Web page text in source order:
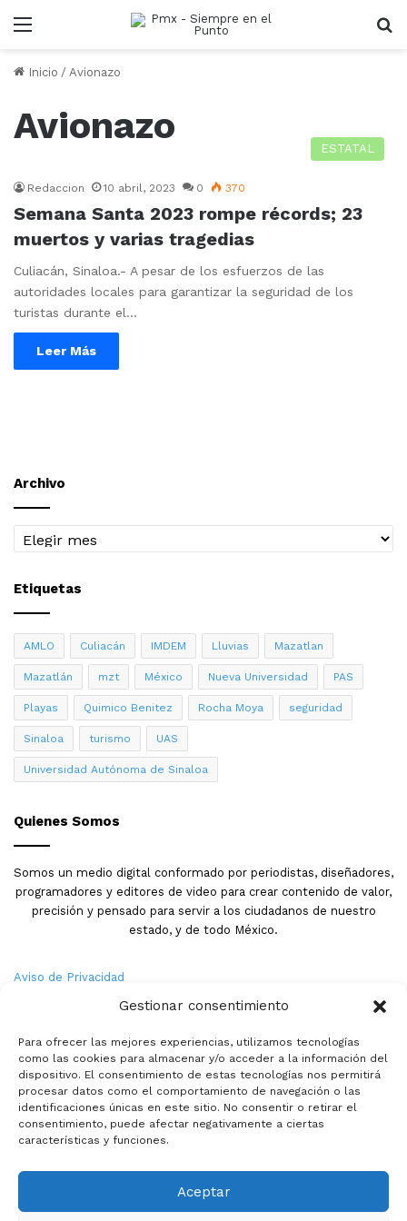
Gestionar consentimiento
Para ofrecer las mejores experiencias, utilizamos tecnologías
como las cookies para almacenar y/o acceder a la información del
dispositivo. El consentimiento de estas tecnologías nos permitirá
procesar datos como el comportamiento de navegación o las
identificaciones únicas en este sitio. No consentir o retirar el
consentimiento, puede afectar negativamente a ciertas
características y funciones.
Aceptar
Menu
Inicio / Avionazo
Avionazo
ESTATAL
Redaccion 10 abril, 2023 0 370
Semana Santa 2023 rompe récords; 23
muertos y varias tragedias
Culiacán, Sinaloa.- A pesar de los esfuerzos de las
autoridades locales para garantizar la seguridad de los
turistas durante el…
Leer Más
Archivo
Archivo
Etiquetas
AMLO Culiacán IMDEM Lluvias Mazatlan
Mazatlán mzt México Nueva Universidad PAS
Playas Quimico Benitez Rocha Moya seguridad
Sinaloa turismo UAS
Universidad Autónoma de Sinaloa
Quienes Somos
Somos un medio digital conformado por periodistas, diseñadores,
programadores y editores de video para crear contenido de valor,
precisión y pensado para servir a los ciudadanos de nuestro
estado, y de todo México.
Aviso de Privacidad
Términos y Condiciones
Política de Cookies
Contacto
© Copyright 2026,PMX. Todos los derechos reservados.